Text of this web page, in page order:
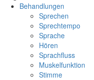
Behandlungen
Sprechen
Sprechtempo
Sprache
Hören
Sprachfluss
Muskelfunktion
Stimme